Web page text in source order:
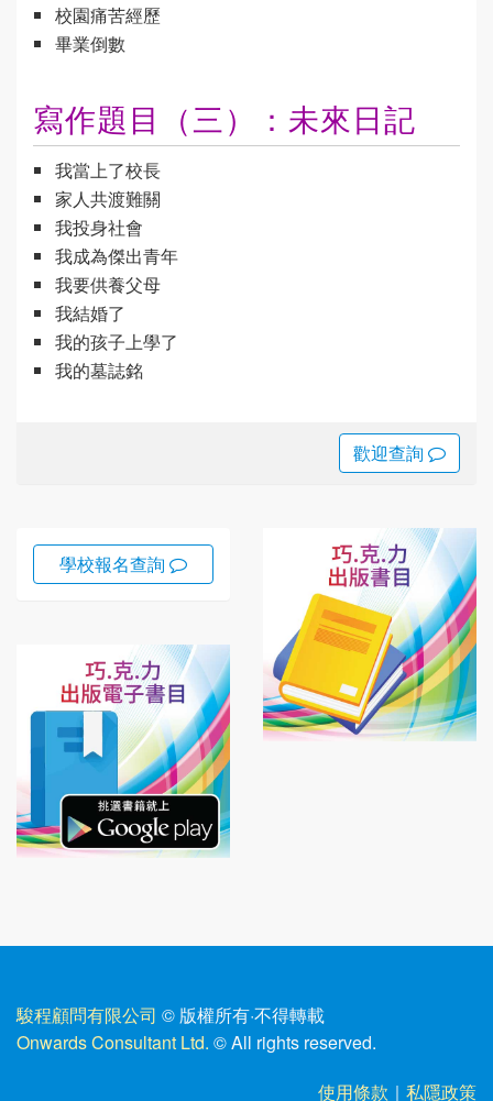
校園痛苦經歷
畢業倒數
寫作題目（三）：未來日記
我當上了校長
家人共渡難關
我投身社會
我成為傑出青年
我要供養父母
我結婚了
我的孩子上學了
我的墓誌銘
歡迎查詢
學校報名查詢
駿程顧問有限公司 © 版權所有·不得轉載
Onwards Consultant Ltd. © All rights reserved.
使用條款 ｜ 私隱政策